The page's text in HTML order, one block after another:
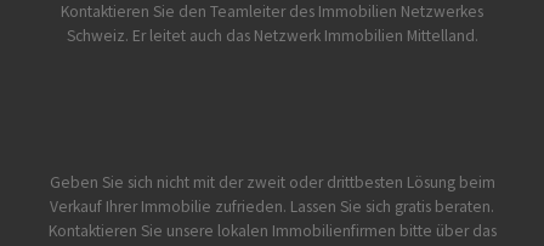
Kontaktieren Sie den Teamleiter des Immobilien Netzwerkes
Schweiz. Er leitet auch das Netzwerk Immobilien Mittelland.
Geben Sie sich nicht mit der zweit oder drittbesten Lösung beim
Verkauf Ihrer Immobilie zufrieden. Lassen Sie sich gratis beraten.
Kontaktieren Sie unsere lokalen Immobilienfirmen bitte über das